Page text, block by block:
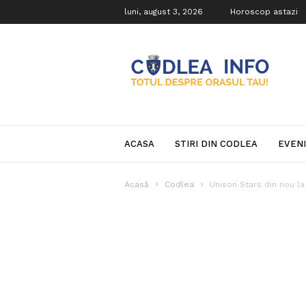
luni, august 3, 2026 Horoscop astazi
Info
ACASA STIRI DIN CODLEA
Acasă Codlea Unison Stars din nou